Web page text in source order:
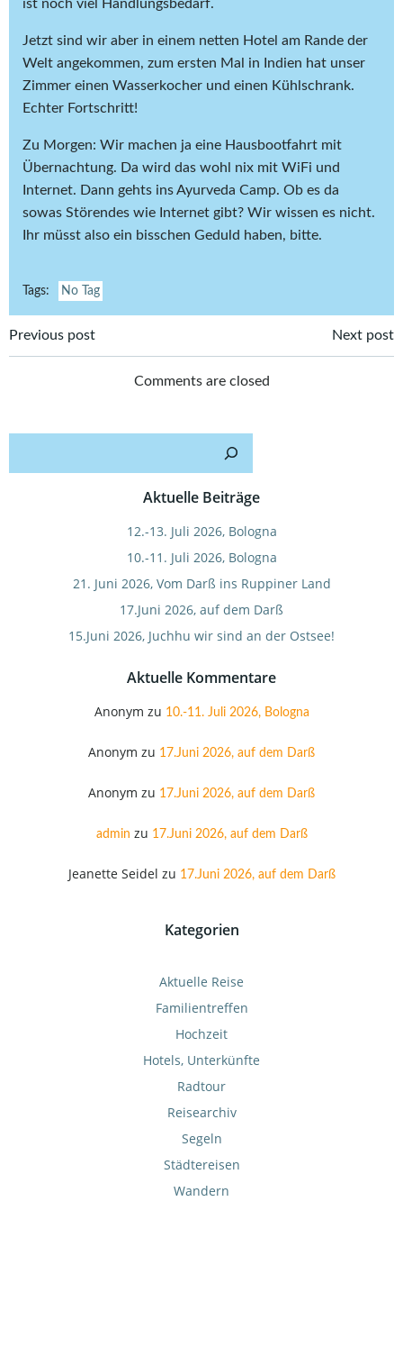
ist noch viel Handlungsbedarf.
Jetzt sind wir aber in einem netten Hotel am Rande der
Welt angekommen, zum ersten Mal in Indien hat unser
Zimmer einen Wasserkocher und einen Kühlschrank.
Echter Fortschritt!
Zu Morgen: Wir machen ja eine Hausbootfahrt mit
Übernachtung. Da wird das wohl nix mit WiFi und
Internet. Dann gehts ins Ayurveda Camp. Ob es da
sowas Störendes wie Internet gibt? Wir wissen es nicht.
Ihr müsst also ein bisschen Geduld haben, bitte.
Tags: No Tag
Post
navigation
Previous post
navigation
Next post
Comments are closed
Aktuelle Beiträge
12.-13. Juli 2026, Bologna
10.-11. Juli 2026, Bologna
21. Juni 2026, Vom Darß ins Ruppiner Land
17.Juni 2026, auf dem Darß
15.Juni 2026, Juchhu wir sind an der Ostsee!
Aktuelle Kommentare
Anonym zu 10.-11. Juli 2026, Bologna
Anonym zu 17.Juni 2026, auf dem Darß
Anonym zu 17.Juni 2026, auf dem Darß
admin zu 17.Juni 2026, auf dem Darß
Jeanette Seidel zu 17.Juni 2026, auf dem Darß
Kategorien
Aktuelle Reise
Familientreffen
Hochzeit
Hotels, Unterkünfte
Radtour
Reisearchiv
Segeln
Städtereisen
Wandern